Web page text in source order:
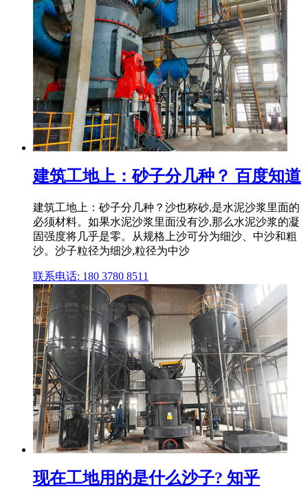
建筑工地上：砂子分几种？ 百度知道
建筑工地上：砂子分几种？沙也称砂,是水泥沙浆里面的
必须材料。如果水泥沙浆里面没有沙,那么水泥沙浆的凝
固强度将几乎是零。从规格上沙可分为细沙、中沙和粗
沙。沙子粒径为细沙,粒径为中沙
联系电话: 180 3780 8511
现在工地用的是什么沙子? 知乎